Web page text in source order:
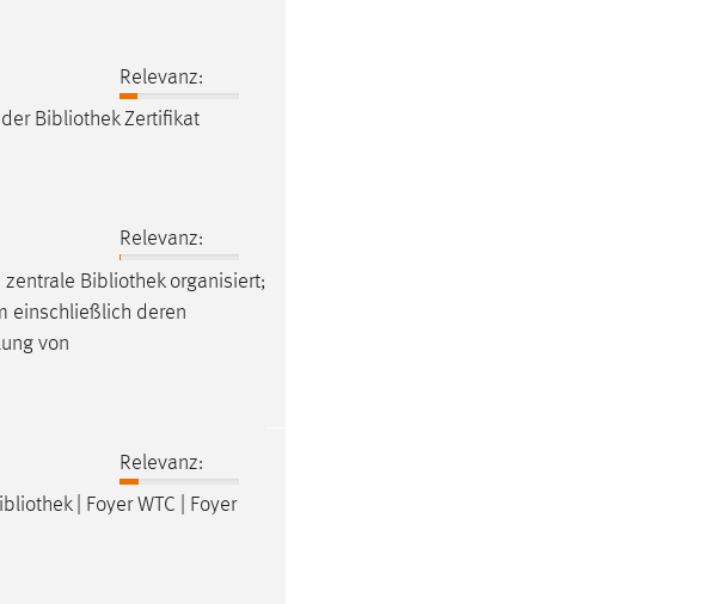
Relevanz:
BibliothekZertifikat
Relevanz:
zentrale Bibliothekorganisiert;
einschließlich deren
von
Relevanz:
| Foyer WTC | Foyer